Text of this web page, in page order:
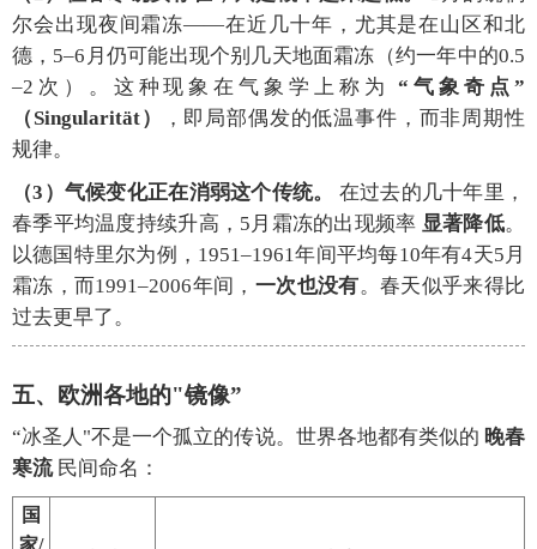
尔会出现夜间霜冻——在近几十年，尤其是在山区和北
德，5–6月仍可能出现个别几天地面霜冻（约一年中的0.5
–2次）。这种现象在气象学上称为“气象奇点”
（Singularität）
，即局部偶发的低温事件，而非周期性
规律。
（3）气候变化正在消弱这个传统。
在过去的几十年里，
春季平均温度持续升高，5月霜冻的出现频率 显著降低。
以德国特里尔为例，1951–1961年间平均每10年有4天5月
霜冻，而1991–2006年间， 一次也没有。春天似乎来得比
过去更早了。
五、欧洲各地的"镜像”
“冰圣人"不是一个孤立的传说。世界各地都有类似的 晚春
寒流民间命名：
国